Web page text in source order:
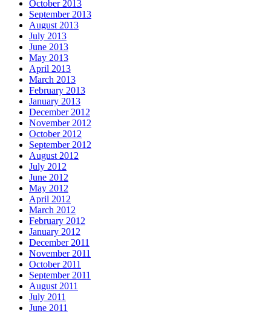
October 2013
September 2013
August 2013
July 2013
June 2013
May 2013
April 2013
March 2013
February 2013
January 2013
December 2012
November 2012
October 2012
September 2012
August 2012
July 2012
June 2012
May 2012
April 2012
March 2012
February 2012
January 2012
December 2011
November 2011
October 2011
September 2011
August 2011
July 2011
June 2011